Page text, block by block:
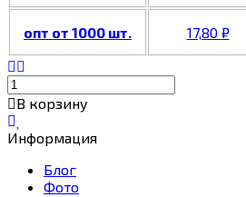
опт от 1000 шт. 17,80 ₽
В корзину
Информация
Блог
Фото